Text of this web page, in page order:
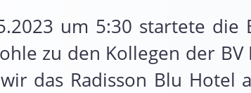
um 5:30 startete
zu den Kollegen der
das Radisson Blu Hotel